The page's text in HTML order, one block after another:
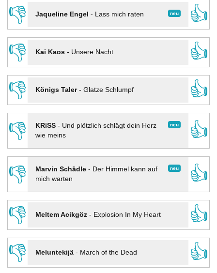
👎
neu
Jaqueline Engel - Lass mich raten
👍
👎
Kai Kaos- Unsere Nacht
👍
👎
Königs Taler- Glatze Schlumpf
👍
👎
neu
KRiSS- Und plötzlich schlägt dein Herz
wie meins
👍
👎 neu
Marvin Schädle- Der Himmel kann auf
mich warten
👍
👎
Meltem Acikgöz- Explosion In My Heart
👍
👎
Meluntekijä- March of the Dead
👍